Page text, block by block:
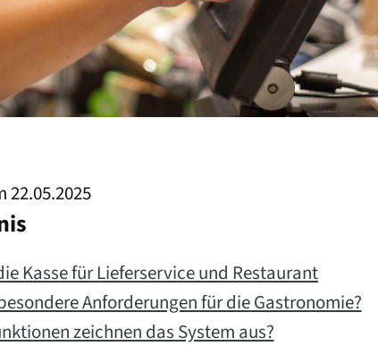
Kasse für Lieferservice und Restaurant
Anforderungen für die Gastronomie?
zeichnen das System aus?